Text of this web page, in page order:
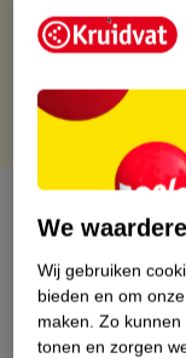
Gratis
Gratis punten
We
Wij gebruiken
bieden en om
maken. Zo kunnen
tonen en zorgen